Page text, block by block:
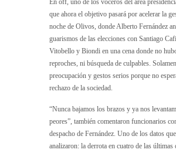
que ahora el objetivo pasará por acelerar la
noche de Olivos, donde Alberto Fernández
guarismos de las elecciones con Santiago
Vitobello y Biondi en una cena donde no
reproches, ni búsqueda de culpables.
preocupación y gestos serios porque no
rechazo de la sociedad.
“Nunca bajamos los brazos y ya nos
peores”, también comentaron funcionarios
despacho de Fernández. Uno de los datos
analizaron: la derrota en cuatro de las últimas